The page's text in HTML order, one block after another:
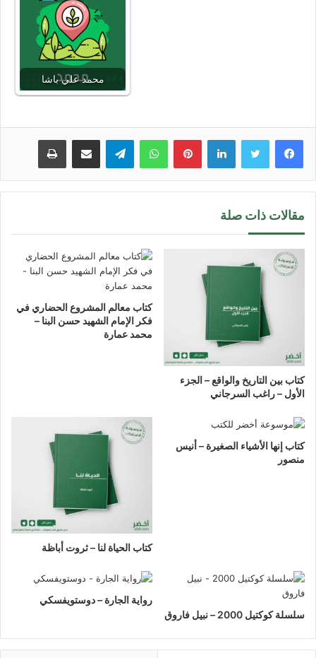
محمد علي باشا
لينكدإن بينتيريستواتساب تيلقرام مشاركة عبر البريد طباعة
مقالات ذات صلة
كتاب بين التاريخ والواقع – الجزء
الأول – راغب السرجاني
كتاب معالم المشروع الحضاري في
فكر الإمام الشهيد حسن البنا –
محمد عمارة
كتاب إنها الأشياء الصغيرة – أنيس
منصور
كتاب الحياة لنا – ثروت أباظة
سلسلة كوكتيل 2000 – نبيل فاروق
رواية الجارة – دوستويفسكي